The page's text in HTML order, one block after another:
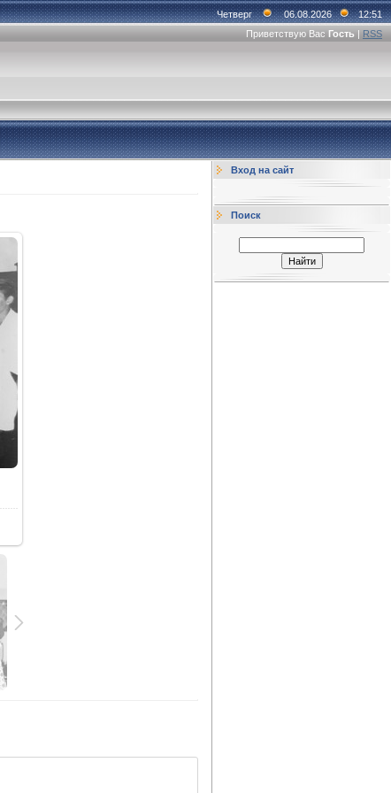
Четверг 06.08.2026
12:51
Приветствую Вас Гость | RSS
Вход на сайт
Поиск